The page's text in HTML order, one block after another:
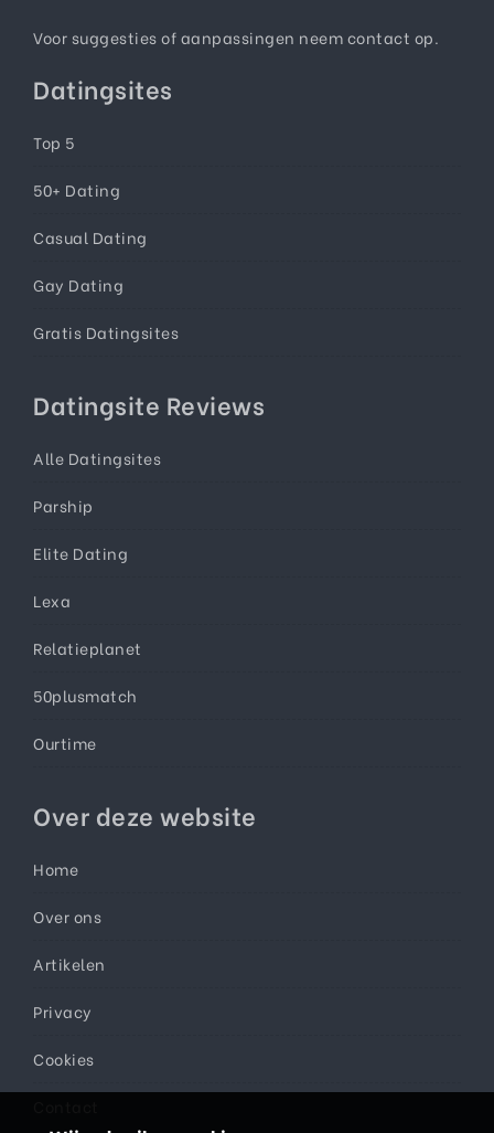
Voor suggesties of aanpassingen neemcontact op.
Datingsites
Top 5
50+ Dating
Casual Dating
Gay Dating
Gratis Datingsites
Datingsite Reviews
Alle Datingsites
Parship
Elite Dating
Lexa
Relatieplanet
50plusmatch
Ourtime
Over deze website
Home
Over ons
Artikelen
Privacy
Cookies